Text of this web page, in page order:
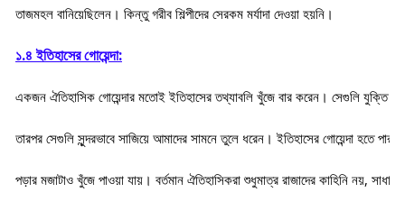
তাজমহল বানিয়েছিলেন। কিন্তু গরীব শিল্পীদের সেরকম মর্যাদা দেওয়া হয়নি।
১.৪ ইতিহাসের গোয়েন্দা:
একজন ঐতিহাসিক গোয়েন্দার মতোই ইতিহাসের তথ্যাবলি খুঁজে বার করেন। সেগুলি যুক্তি
তারপর সেগুলি সুন্দরভাবে সাজিয়ে আমাদের সামনে তুলে ধরেন। ইতিহাসের গোয়েন্দা হতে
পড়ার মজাটাও খুঁজে পাওয়া যায়। বর্তমান ঐতিহাসিকরা শুধুমাত্র রাজাদের কাহিনি নয়,